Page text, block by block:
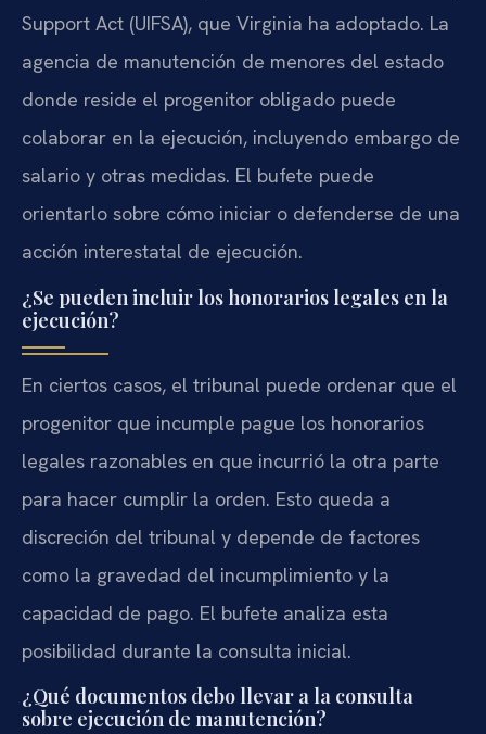
Support Act (UIFSA), que Virginia ha adoptado. La
agencia de manutención de menores del estado
donde reside el progenitor obligado puede
colaborar en la ejecución, incluyendo embargo de
salario y otras medidas. El bufete puede
orientarlo sobre cómo iniciar o defenderse de una
acción interestatal de ejecución.
¿Se pueden incluir los honorarios legales en la
ejecución?
En ciertos casos, el tribunal puede ordenar que el
progenitor que incumple pague los honorarios
legales razonables en que incurrió la otra parte
para hacer cumplir la orden. Esto queda a
discreción del tribunal y depende de factores
como la gravedad del incumplimiento y la
capacidad de pago. El bufete analiza esta
posibilidad durante la consulta inicial.
¿Qué documentos debo llevar a la consulta
sobre ejecución de manutención?